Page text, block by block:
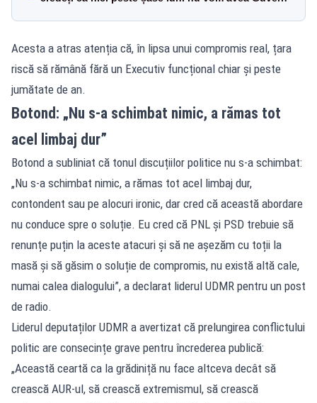
Acesta a atras atenția că, în lipsa unui compromis real, țara
riscă să rămână fără un Executiv funcțional chiar și peste
jumătate de an.
Botond: „Nu s-a schimbat nimic, a rămas tot
acel limbaj dur”
Botond a subliniat că tonul discuțiilor politice nu s-a schimbat:
„Nu s-a schimbat nimic, a rămas tot acel limbaj dur,
contondent sau pe alocuri ironic, dar cred că această abordare
nu conduce spre o soluție. Eu cred că PNL și PSD trebuie să
renunțe puțin la aceste atacuri și să ne așezăm cu toții la
masă și să găsim o soluție de compromis, nu există altă cale,
numai calea dialogului”, a declarat liderul UDMR pentru un post
de radio.
Liderul deputaților UDMR a avertizat că prelungirea conflictului
politic are consecințe grave pentru încrederea publică:
„Această ceartă ca la grădiniță nu face altceva decât să
crească AUR-ul, să crească extremismul, să crească